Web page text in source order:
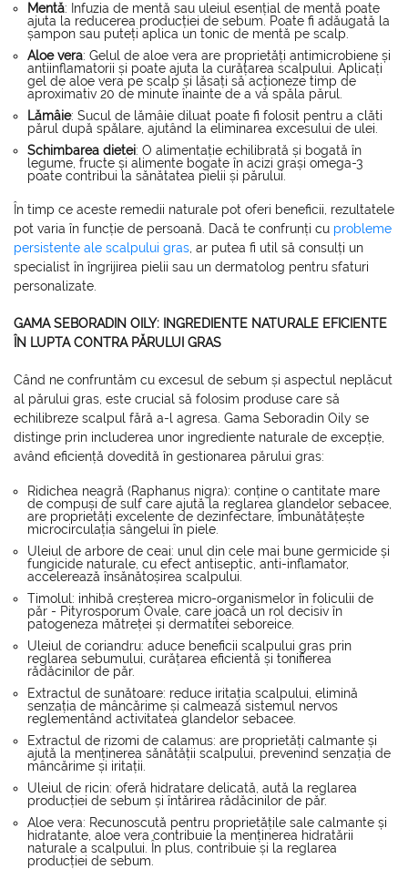
Mentă: Infuzia de mentă sau uleiul esențial de mentă poate
ajuta la reducerea producției de sebum. Poate fi adăugată la
șampon sau puteți aplica un tonic de mentă pe scalp.
Aloe vera: Gelul de aloe vera are proprietăți antimicrobiene și
antiinflamatorii și poate ajuta la curățarea scalpului. Aplicați
gel de aloe vera pe scalp și lăsați să acționeze timp de
aproximativ 20 de minute înainte de a vă spăla părul.
Lămâie: Sucul de lămâie diluat poate fi folosit pentru a clăti
părul după spălare, ajutând la eliminarea excesului de ulei.
Schimbarea dietei: O alimentație echilibrată și bogată în
legume, fructe și alimente bogate în acizi grași omega-3
poate contribui la sănătatea pielii și părului.
În timp ce aceste remedii naturale pot oferi beneficii, rezultatele
pot varia în funcție de persoană. Dacă te confrunți cu probleme
persistente ale scalpului gras , ar putea fi util să consulți un
specialist în îngrijirea pielii sau un dermatolog pentru sfaturi
personalizate.
GAMA SEBORADIN OILY: INGREDIENTE NATURALE EFICIENTE
ÎN LUPTA CONTRA PĂRULUI GRAS
Când ne confruntăm cu excesul de sebum și aspectul neplăcut
al părului gras, este crucial să folosim produse care să
echilibreze scalpul fără a-l agresa. Gama Seboradin Oily se
distinge prin includerea unor ingrediente naturale de excepție,
având eficiență dovedită în gestionarea părului gras:
Ridichea neagră (Raphanus nigra): conține o cantitate mare
de compuși de sulf care ajută la reglarea glandelor sebacee,
are proprietăți excelente de dezinfectare, îmbunătățește
microcirculația sângelui în piele.
Uleiul de arbore de ceai: unul din cele mai bune germicide și
fungicide naturale, cu efect antiseptic, anti-inflamator,
accelerează însănătoșirea scalpului.
Timolul: inhibă creșterea micro-organismelor în foliculii de
păr - Pityrosporum Ovale, care joacă un rol decisiv în
patogeneza mătreței și dermatitei seboreice.
Uleiul de coriandru: aduce beneficii scalpului gras prin
reglarea sebumului, curățarea eficientă și tonifierea
rădăcinilor de păr.
Extractul de sunătoare: reduce iritația scalpului, elimină
senzația de mâncărime și calmează sistemul nervos
reglementând activitatea glandelor sebacee.
Extractul de rizomi de calamus: are proprietăți calmante și
ajută la menținerea sănătății scalpului, prevenind senzația de
mâncărime și iritații.
Uleiul de ricin: oferă hidratare delicată, aută la reglarea
producției de sebum și întărirea rădăcinilor de păr.
Aloe vera: Recunoscută pentru proprietățile sale calmante și
hidratante, aloe vera contribuie la menținerea hidratării
naturale a scalpului. În plus, contribuie și la reglarea
producției de sebum.